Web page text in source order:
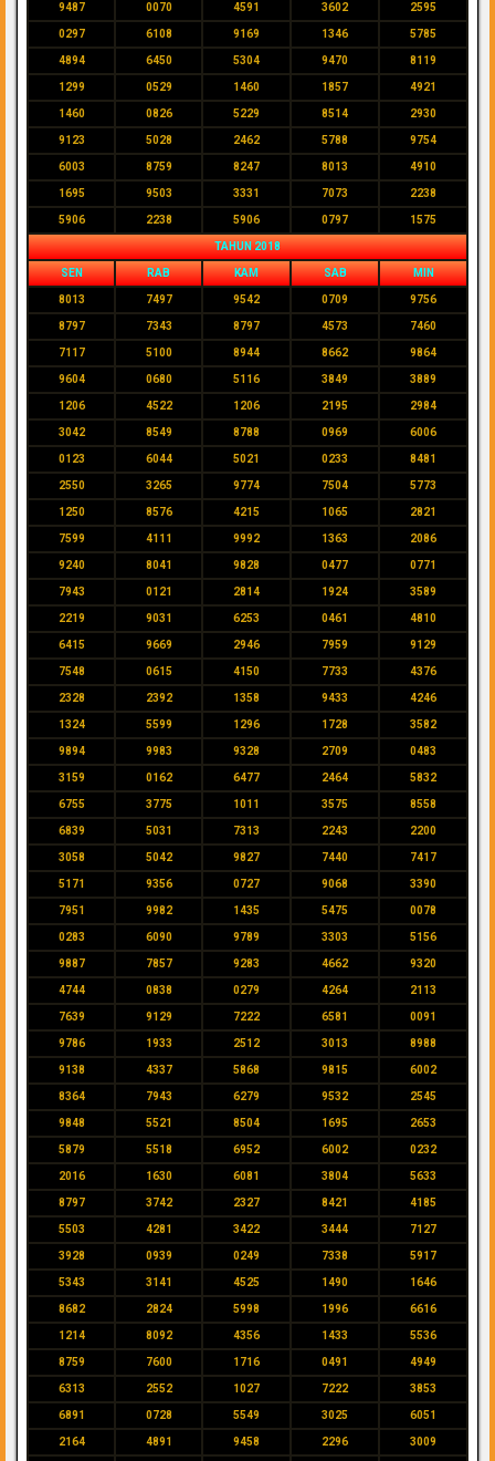
9487 0070 4591 3602 2595
0297 6108 9169 1346 5785
4894 6450 5304 9470 8119
1299 0529 1460 1857 4921
1460 0826 5229 8514 2930
9123 5028 2462 5788 9754
6003 8759 8247 8013 4910
1695 9503 3331 7073 2238
5906 2238 5906 0797 1575
TAHUN 2018
SEN RAB KAM SAB MIN
8013 7497 9542 0709 9756
8797 7343 8797 4573 7460
7117 5100 8944 8662 9864
9604 0680 5116 3849 3889
1206 4522 1206 2195 2984
3042 8549 8788 0969 6006
0123 6044 5021 0233 8481
2550 3265 9774 7504 5773
1250 8576 4215 1065 2821
7599 4111 9992 1363 2086
9240 8041 9828 0477 0771
7943 0121 2814 1924 3589
2219 9031 6253 0461 4810
6415 9669 2946 7959 9129
7548 0615 4150 7733 4376
2328 2392 1358 9433 4246
1324 5599 1296 1728 3582
9894 9983 9328 2709 0483
3159 0162 6477 2464 5832
6755 3775 1011 3575 8558
6839 5031 7313 2243 2200
3058 5042 9827 7440 7417
5171 9356 0727 9068 3390
7951 9982 1435 5475 0078
0283 6090 9789 3303 5156
9887 7857 9283 4662 9320
4744 0838 0279 4264 2113
7639 9129 7222 6581 0091
9786 1933 2512 3013 8988
9138 4337 5868 9815 6002
8364 7943 6279 9532 2545
9848 5521 8504 1695 2653
5879 5518 6952 6002 0232
2016 1630 6081 3804 5633
8797 3742 2327 8421 4185
5503 4281 3422 3444 7127
3928 0939 0249 7338 5917
5343 3141 4525 1490 1646
8682 2824 5998 1996 6616
1214 8092 4356 1433 5536
8759 7600 1716 0491 4949
6313 2552 1027 7222 3853
6891 0728 5549 3025 6051
2164 4891 9458 2296 3009